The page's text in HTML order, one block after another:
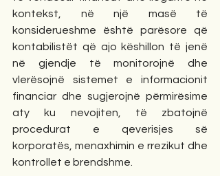
kontekst, në një masë të
konsiderueshme është parësore që
kontabilistët që ajo këshillon të jenë
në gjendje të monitorojnë dhe
vlerësojnë sistemet e informacionit
financiar dhe sugjerojnë përmirësime
aty ku nevojiten, të zbatojnë
procedurat e qeverisjes së
korporatës, menaxhimin e rrezikut dhe
kontrollet e brendshme.